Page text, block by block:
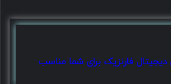
دیجیتال فارنزیک برای شما مناسب